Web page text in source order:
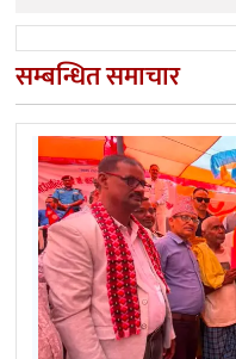
सम्बन्धित समाचार